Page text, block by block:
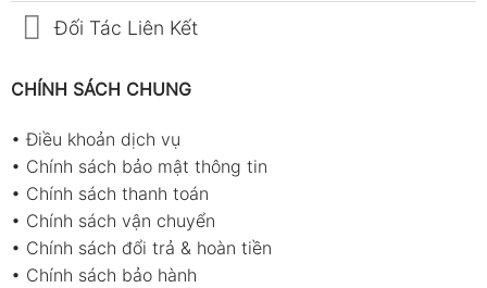
Đối Tác Liên Kết
CHÍNH SÁCH CHUNG
•Điều khoản dịch vụ
• Chính sách bảo mật thông tin
• Chính sách thanh toán
• Chính sách vận chuyển
• Chính sách đổi trả & hoàn tiền
• Chính sách bảo hành